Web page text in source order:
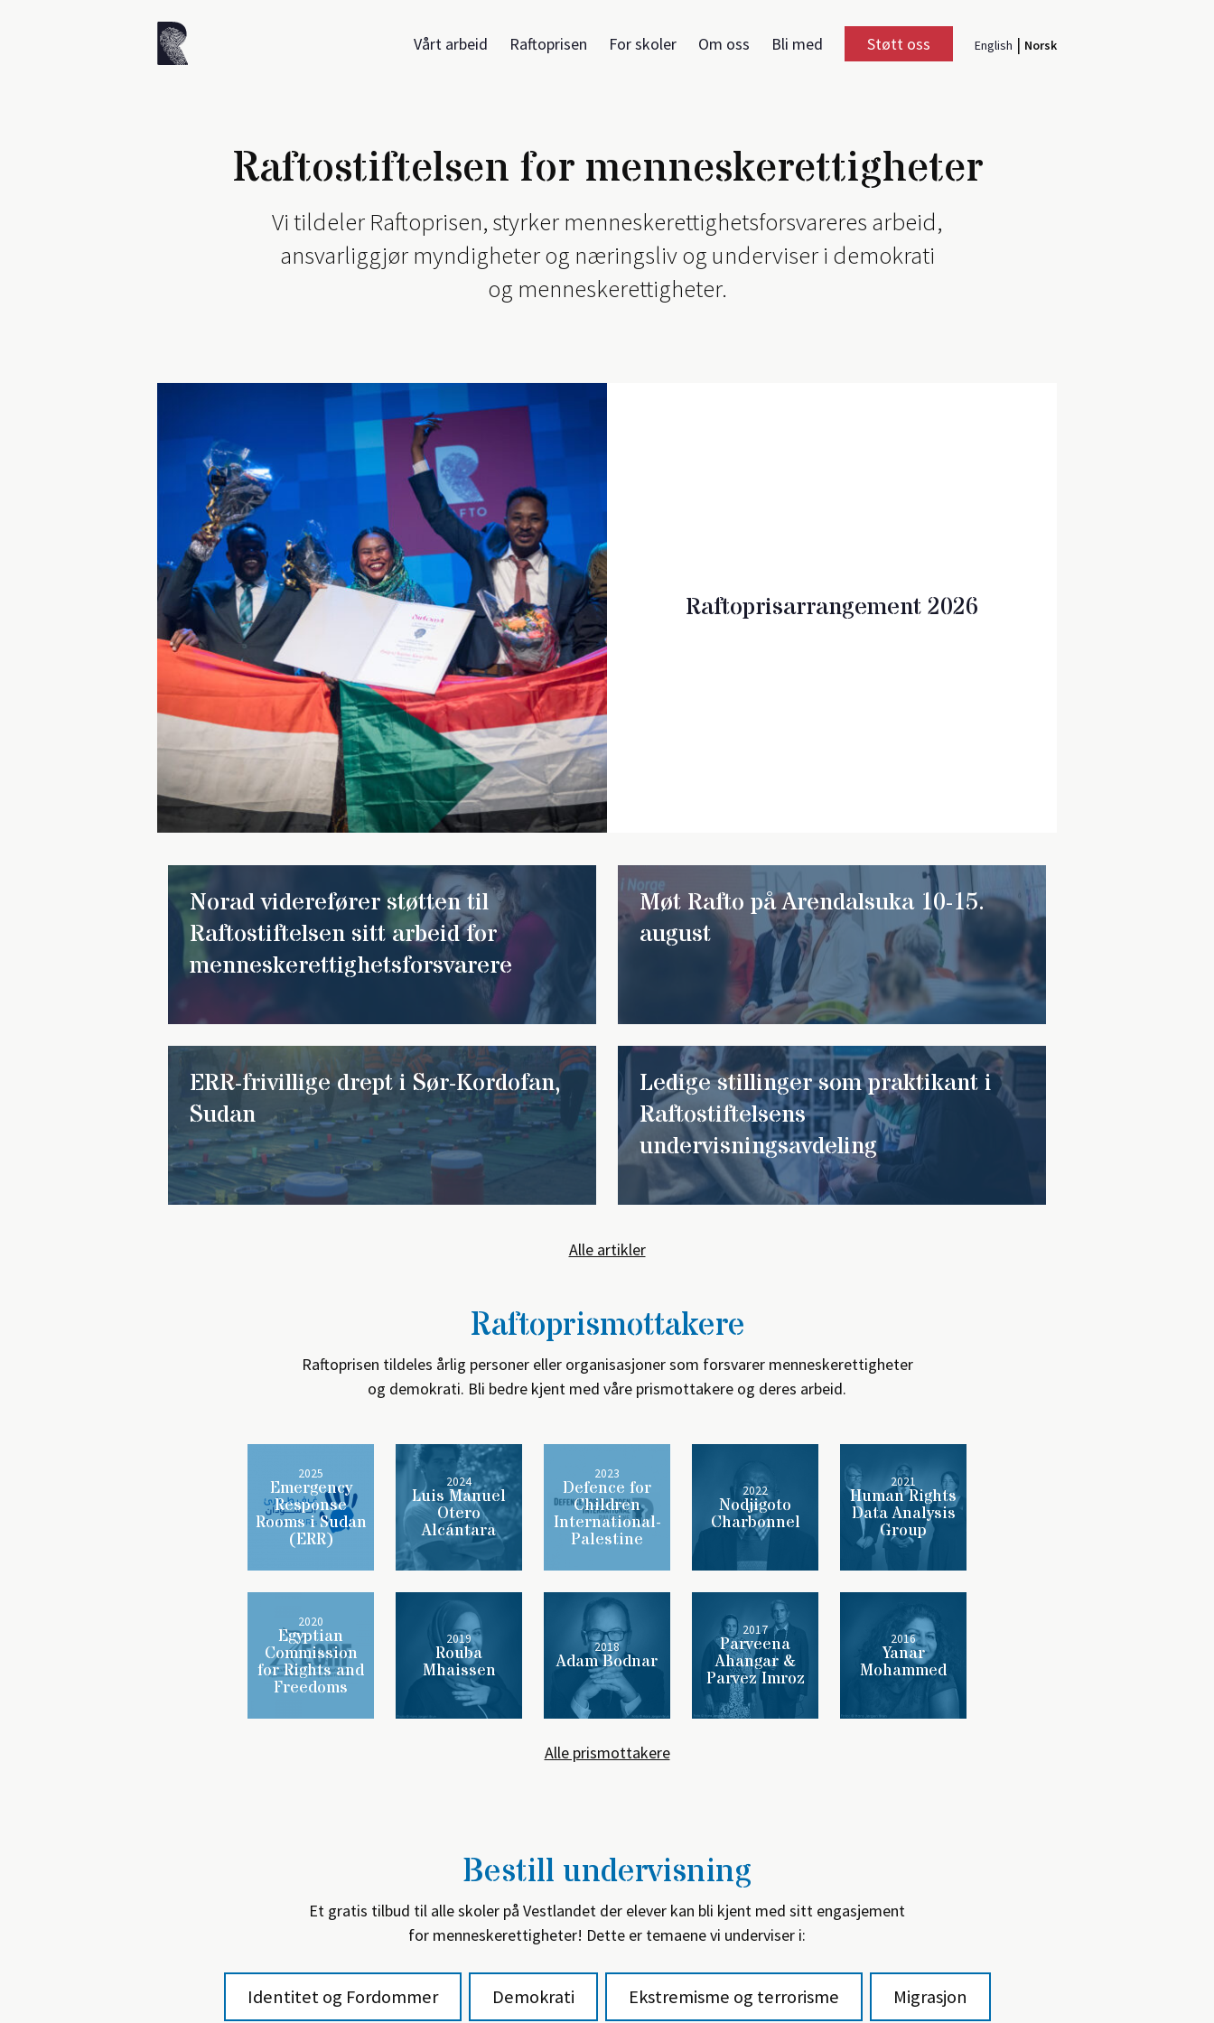
Vårt arbeid Raftoprisen For skoler Om oss Bli med Støtt oss English | Norsk
Raftostiftelsen for menneskerettigheter
Vi tildeler Raftoprisen, styrker menneskerettighetsforsvareres arbeid,
ansvarliggjør myndigheter og næringsliv og underviser i demokrati
og menneskerettigheter.
Raftoprisarrangement 2026
Norad viderefører støtten til
Raftostiftelsen sitt arbeid for
menneskerettighetsforsvarere
Møt Rafto på Arendalsuka 10-15.
august
ERR-frivillige drept i Sør-Kordofan,
Sudan
Ledige stillinger som praktikant i
Raftostiftelsens
undervisningsavdeling
Alle artikler
Raftoprismottakere
Raftoprisen tildeles årlig personer eller organisasjoner som forsvarer menneskerettigheter
og demokrati. Bli bedre kjent med våre prismottakere og deres arbeid.
2025
Emergency
Response
Rooms i Sudan
(ERR)
2024
Luis Manuel
Otero
Alcántara
2023
Defence for
Children
International-
Palestine
2022
Nodjigoto
Charbonnel
2021
Human Rights
Data Analysis
Group
2020
Egyptian
Commission
for Rights and
Freedoms
2019
Rouba
Mhaissen
2018
Adam Bodnar
2017
Parveena
Ahangar &
Parvez Imroz
2016
Yanar
Mohammed
Alle prismottakere
Bestill undervisning
Et gratis tilbud til alle skoler på Vestlandet der elever kan bli kjent med sitt engasjement
for menneskerettigheter! Dette er temaene vi underviser i:
Identitet og Fordommer Demokrati Ekstremisme og terrorisme Migrasjon